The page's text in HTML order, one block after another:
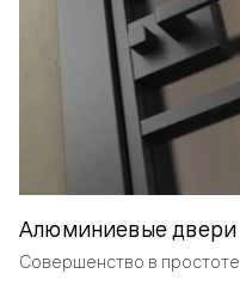
Алюминиевые двери
Совершенство в простоте